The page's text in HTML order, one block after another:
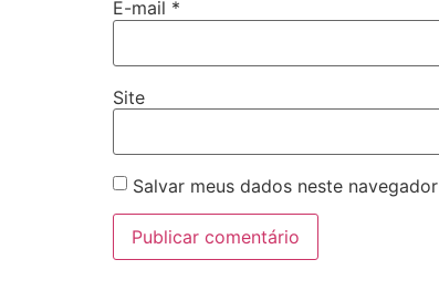
E-mail *
Site
Salvar meus dados neste